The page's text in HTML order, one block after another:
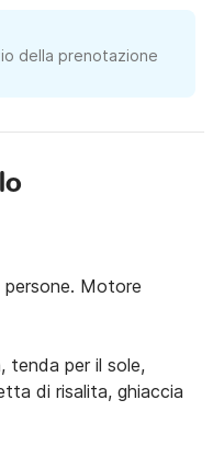
della prenotazione
Motore
tenda per il sole,
di risalita, ghiaccia